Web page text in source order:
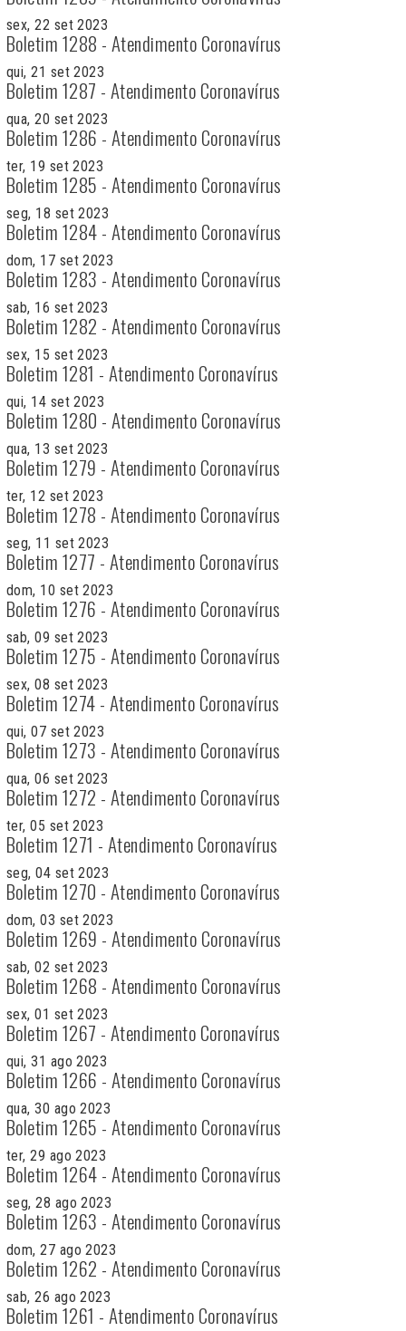
sex, 22 set 2023
Boletim 1288 - Atendimento Coronavírus
qui, 21 set 2023
Boletim 1287 - Atendimento Coronavírus
qua, 20 set 2023
Boletim 1286 - Atendimento Coronavírus
ter, 19 set 2023
Boletim 1285 - Atendimento Coronavírus
seg, 18 set 2023
Boletim 1284 - Atendimento Coronavírus
dom, 17 set 2023
Boletim 1283 - Atendimento Coronavírus
sab, 16 set 2023
Boletim 1282 - Atendimento Coronavírus
sex, 15 set 2023
Boletim 1281 - Atendimento Coronavírus
qui, 14 set 2023
Boletim 1280 - Atendimento Coronavírus
qua, 13 set 2023
Boletim 1279 - Atendimento Coronavírus
ter, 12 set 2023
Boletim 1278 - Atendimento Coronavírus
seg, 11 set 2023
Boletim 1277 - Atendimento Coronavírus
dom, 10 set 2023
Boletim 1276 - Atendimento Coronavírus
sab, 09 set 2023
Boletim 1275 - Atendimento Coronavírus
sex, 08 set 2023
Boletim 1274 - Atendimento Coronavírus
qui, 07 set 2023
Boletim 1273 - Atendimento Coronavírus
qua, 06 set 2023
Boletim 1272 - Atendimento Coronavírus
ter, 05 set 2023
Boletim 1271 - Atendimento Coronavírus
seg, 04 set 2023
Boletim 1270 - Atendimento Coronavírus
dom, 03 set 2023
Boletim 1269 - Atendimento Coronavírus
sab, 02 set 2023
Boletim 1268 - Atendimento Coronavírus
sex, 01 set 2023
Boletim 1267 - Atendimento Coronavírus
qui, 31 ago 2023
Boletim 1266 - Atendimento Coronavírus
qua, 30 ago 2023
Boletim 1265 - Atendimento Coronavírus
ter, 29 ago 2023
Boletim 1264 - Atendimento Coronavírus
seg, 28 ago 2023
Boletim 1263 - Atendimento Coronavírus
dom, 27 ago 2023
Boletim 1262 - Atendimento Coronavírus
sab, 26 ago 2023
Boletim 1261 - Atendimento Coronavírus